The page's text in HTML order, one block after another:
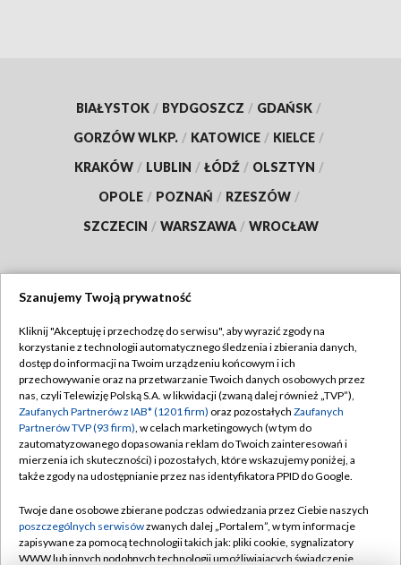
BIAŁYSTOK / BYDGOSZCZ / GDAŃSK /
GORZÓW WLKP. / KATOWICE / KIELCE /
KRAKÓW / LUBLIN / ŁÓDŹ / OLSZTYN /
OPOLE / POZNAŃ / RZESZÓW /
SZCZECIN / WARSZAWA / WROCŁAW
TVP
Abonament TVP
Emisja w TVP
Centrum informacji TVP
Naziemna Telewizja Cyfrowa
Rada Programowa
System NOS
Regulamin TVP
Polityka prywatności
Moje zgody
Pomoc
Kontakt
Szanujemy Twoją prywatność
Kliknij "Akceptuję i przechodzę do serwisu", aby wyrazić zgody na
korzystanie z technologii automatycznego śledzenia i zbierania danych,
dostęp do informacji na Twoim urządzeniu końcowym i ich
przechowywanie oraz na przetwarzanie Twoich danych osobowych przez
nas, czyli Telewizję Polską S.A. w likwidacji (zwaną dalej również „TVP”),
Zaufanych Partnerów z IAB* (1201 firm) oraz pozostałych Zaufanych
Partnerów TVP (93 firm), w celach marketingowych (w tym do
zautomatyzowanego dopasowania reklam do Twoich zainteresowań i
mierzenia ich skuteczności) i pozostałych, które wskazujemy poniżej, a
także zgody na udostępnianie przez nas identyfikatora PPID do Google.
Twoje dane osobowe zbierane podczas odwiedzania przez Ciebie naszych
poszczególnych serwisówzwanych dalej „Portalem”, w tym informacje
zapisywane za pomocą technologii takich jak: pliki cookie, sygnalizatory
WWW lub innych podobnych technologii umożliwiających świadczenie